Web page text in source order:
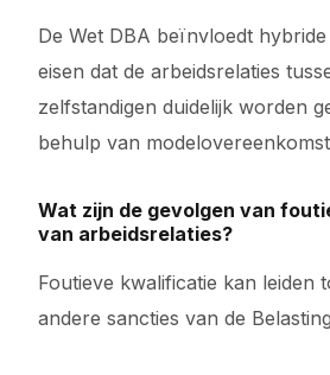
De Wet DBA beïnvloedt
eisen dat de arbeidsrelaties
zelfstandigen duidelijk worden
behulp van
Wat zijn de gevolgen van
van arbeidsrelaties?
Foutieve kwalificatie kan leiden
andere sancties van de